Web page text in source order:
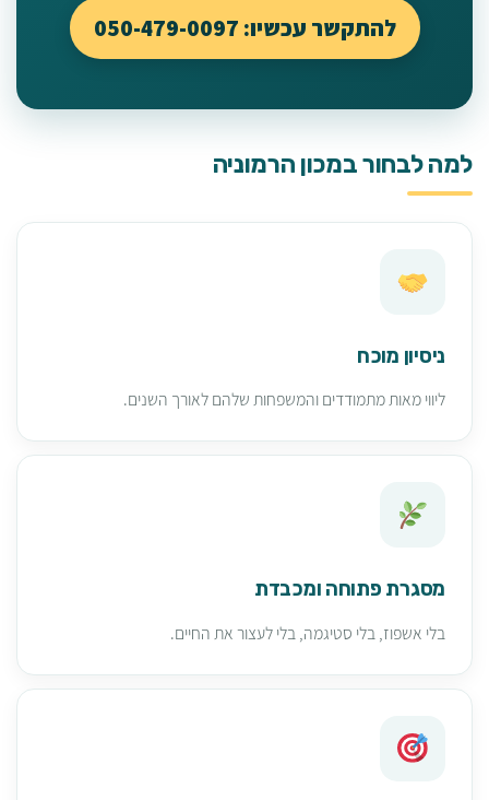
להתקשר עכשיו: 050-479-0097
למה לבחור במכון הרמוניה
ניסיון מוכח
ליווי מאות מתמודדים והמשפחות שלהם לאורך השנים.
מסגרת פתוחה ומכבדת
בלי אשפוז, בלי סטיגמה, בלי לעצור את החיים.